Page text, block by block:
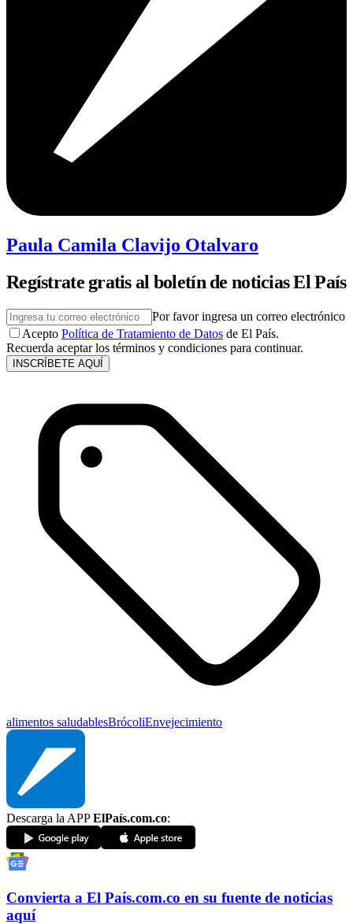
Paula Camila Clavijo Otalvaro
Regístrate gratis al boletín de noticias El País
Por favor ingresa un correo electrónico
Acepto Política de Tratamiento de Datos de El País.
Recuerda aceptar los términos y condiciones para continuar.
INSCRÍBETE AQUÍ
alimentos saludablesBrócoliEnvejecimiento
Descarga la APPElPaís.com.co:
Convierta a El País.com.co en su fuente de noticias
aquí